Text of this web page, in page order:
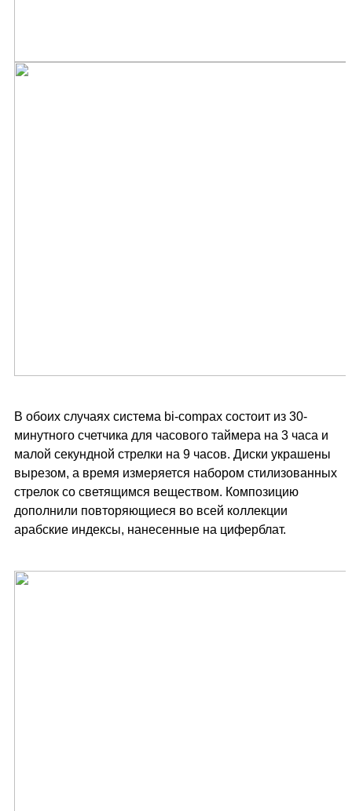
В обоих случаях система bi-compax состоит из 30-
минутного счетчика для часового таймера на 3 часа и
малой секундной стрелки на 9 часов. Диски украшены
вырезом, а время измеряется набором стилизованных
стрелок со светящимся веществом. Композицию
дополнили повторяющиеся во всей коллекции
арабские индексы, нанесенные на циферблат.